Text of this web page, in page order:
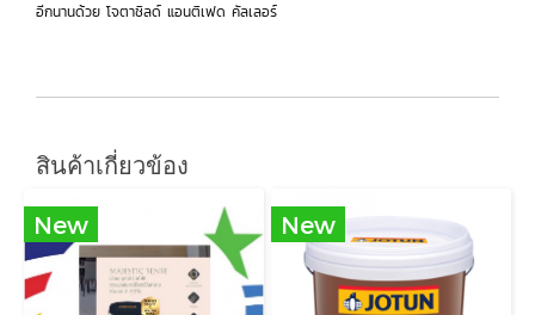
อีกนานด้วย โจตาชิลด์ แอนติเฟด คัลเลอร์
สินค้าเกี่ยวข้อง
New New